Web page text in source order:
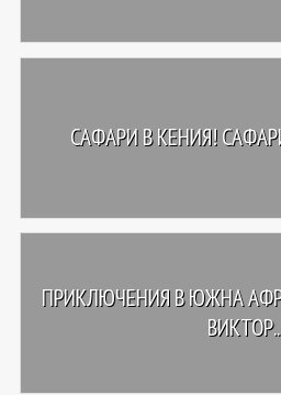
САФАРИ В КЕНИЯ!
ПРИКЛЮЧЕНИЯ В ЮЖНА